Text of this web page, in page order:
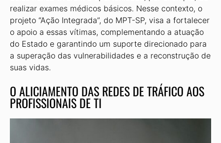
realizar exames médicos básicos. Nesse contexto, o
projeto “Ação Integrada”, do MPT-SP, visa a fortalecer
o apoio a essas vítimas, complementando a atuação
do Estado e garantindo um suporte direcionado para
a superação das vulne­rabilidades e a reconstrução de
suas vidas.
O ALICIAMENTO DAS REDES DE TRÁFICO AOS
PROFISSIONAIS DE TI